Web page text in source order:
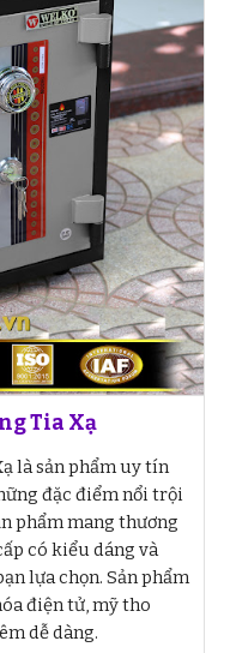
Tia Xạ
là sản phẩm uy tín
đặc điểm nổi trội
phẩm mang thương
có kiểu dáng và
lựa chọn. Sản phẩm
điện tử, mỹ tho
dễ dàng.